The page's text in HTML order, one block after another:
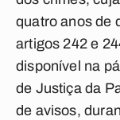
quatro anos de
artigos 242 e
disponível na
de Justiça da
de avisos,